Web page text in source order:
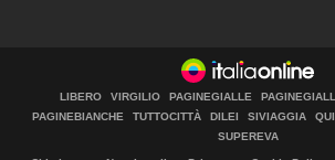
LIBERO VIRGILIO PAGINEGIALLE
PAGINEBIANCHE
TUTTOCITTÀ DILEI SIVIAGGIA
SUPEREVA